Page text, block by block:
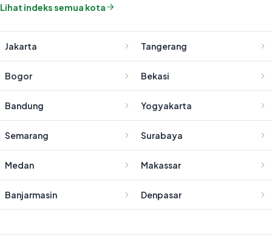
Lihat indeks semua kota
Jakarta Tangerang
Bogor Bekasi
Bandung Yogyakarta
Semarang Surabaya
Medan Makassar
Banjarmasin Denpasar